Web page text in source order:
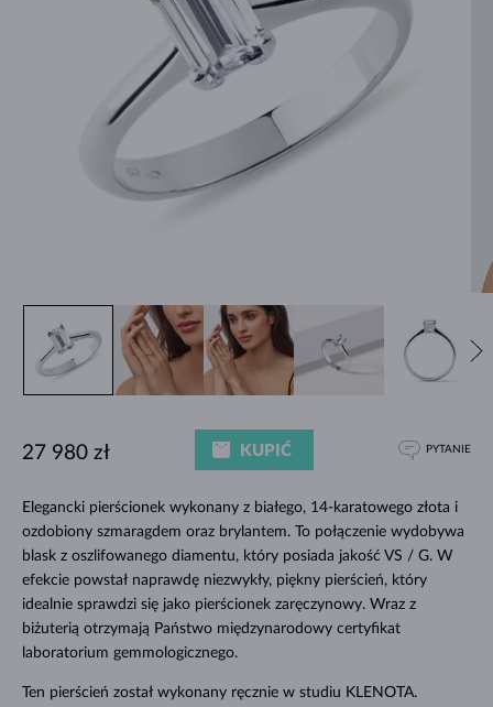
Elegancki pierścionek wykonany z białego, 14-karatowego złota i
ozdobiony szmaragdem oraz brylantem. To połączenie wydobywa
blask z oszlifowanego diamentu, który posiada jakość VS / G. W
efekcie powstał naprawdę niezwykły, piękny pierścień, który
idealnie sprawdzi się jako pierścionek zaręczynowy. Wraz z
biżuterią otrzymają Państwo międzynarodowy certyfikat
laboratorium gemmologicznego.
Ten pierścień został wykonany ręcznie w studiu KLENOTA.
27 980 zł KUPIĆ PYTANIE